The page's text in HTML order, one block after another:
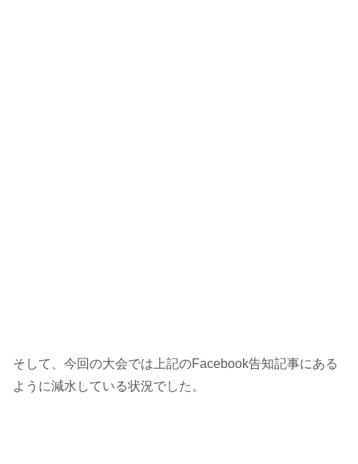
そして、今回の大会では上記のFacebook告知記事にある
ように減水している状況でした。